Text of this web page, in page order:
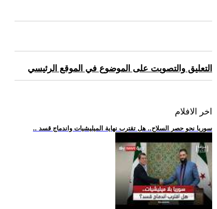
التعليق والتصويت على الموضوع في الموقع الرئيسي
اخر الافلام
.. سوريا نحو حصر السلاح.. هل تقترب نهاية الميليشيات واندماج قسد